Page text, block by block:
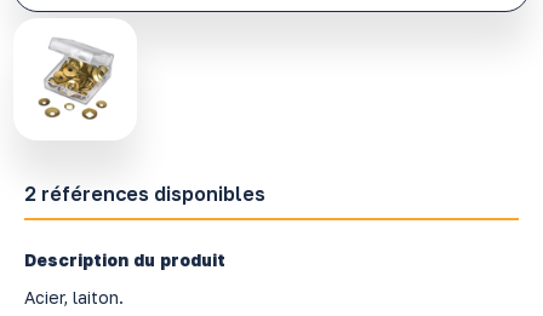
2 références disponibles
Description du produit
Acier, laiton.